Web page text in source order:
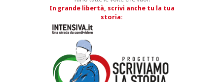
In grande libertà, scrivi anche tu la tua
storia: